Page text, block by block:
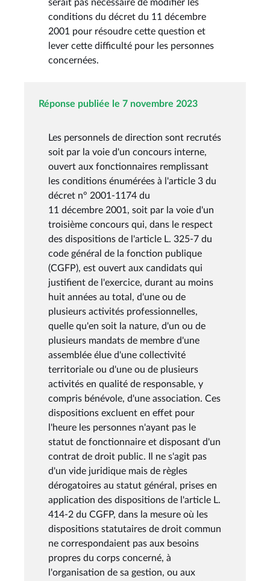
serait pas nécessaire de modifier les
conditions du décret du 11 décembre
2001 pour résoudre cette question et
lever cette difficulté pour les personnes
concernées.
Réponse publiée le 7 novembre 2023
Les personnels de direction sont recrutés
soit par la voie d'un concours interne,
ouvert aux fonctionnaires remplissant
les conditions énumérées à l'article 3 du
décret n° 2001-1174 du
11 décembre 2001, soit par la voie d'un
troisième concours qui, dans le respect
des dispositions de l'article L. 325-7 du
code général de la fonction publique
(CGFP), est ouvert aux candidats qui
justifient de l'exercice, durant au moins
huit années au total, d'une ou de
plusieurs activités professionnelles,
quelle qu'en soit la nature, d'un ou de
plusieurs mandats de membre d'une
assemblée élue d'une collectivité
territoriale ou d'une ou de plusieurs
activités en qualité de responsable, y
compris bénévole, d'une association. Ces
dispositions excluent en effet pour
l'heure les personnes n'ayant pas le
statut de fonctionnaire et disposant d'un
contrat de droit public. Il ne s'agit pas
d'un vide juridique mais de règles
dérogatoires au statut général, prises en
application des dispositions de l'article L.
414-2 du CGFP, dans la mesure où les
dispositions statutaires de droit commun
ne correspondaient pas aux besoins
propres du corps concerné, à
l'organisation de sa gestion, ou aux